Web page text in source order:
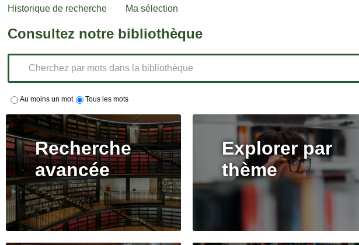
Historique de recherche Ma sélection
Consultez notre bibliothèque
Au moins un mot Tous les mots
Recherche
avancée
Explorer par
thème